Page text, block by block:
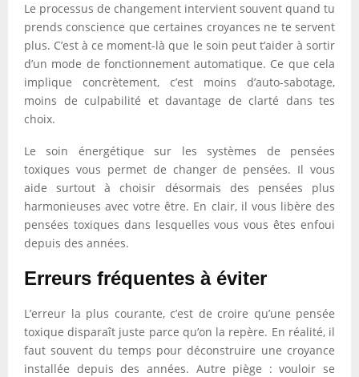
Le processus de changement intervient souvent quand tu
prends conscience que certaines croyances ne te servent
plus. C’est à ce moment-là que le soin peut t’aider à sortir
d’un mode de fonctionnement automatique. Ce que cela
implique concrètement, c’est moins d’auto-sabotage,
moins de culpabilité et davantage de clarté dans tes
choix.
Le soin énergétique sur les systèmes de pensées
toxiques vous permet de changer de pensées. Il vous
aide surtout à choisir désormais des pensées plus
harmonieuses avec votre être. En clair, il vous libère des
pensées toxiques dans lesquelles vous vous êtes enfoui
depuis des années.
Erreurs fréquentes à éviter
L’erreur la plus courante, c’est de croire qu’une pensée
toxique disparaît juste parce qu’on la repère. En réalité, il
faut souvent du temps pour déconstruire une croyance
installée depuis des années. Autre piège : vouloir se